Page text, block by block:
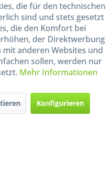
die für den technischen
sind und stets gesetzt
die den Komfort bei
der Direktwerbung
anderen Websites und
sollen, werden nur
Mehr Informationen
Konfigurieren